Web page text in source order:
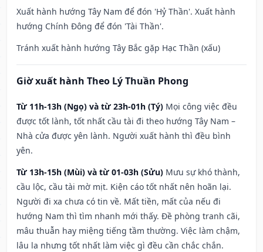
Xuất hành hướng Tây Nam để đón 'Hỷ Thần'. Xuất hành
hướng Chính Đông để đón 'Tài Thần'.
Tránh xuất hành hướng Tây Bắc gặp Hạc Thần (xấu)
Giờ xuất hành Theo Lý Thuần Phong
Từ 11h-13h (Ngọ) và từ 23h-01h (Tý) Mọi công việc đều
được tốt lành, tốt nhất cầu tài đi theo hướng Tây Nam –
Nhà cửa được yên lành. Người xuất hành thì đều bình
yên.
Từ 13h-15h (Mùi) và từ 01-03h (Sửu) Mưu sự khó thành,
cầu lộc, cầu tài mờ mịt. Kiện cáo tốt nhất nên hoãn lại.
Người đi xa chưa có tin về. Mất tiền, mất của nếu đi
hướng Nam thì tìm nhanh mới thấy. Đề phòng tranh cãi,
mâu thuẫn hay miệng tiếng tầm thường. Việc làm chậm,
lâu la nhưng tốt nhất làm việc gì đều cần chắc chắn.